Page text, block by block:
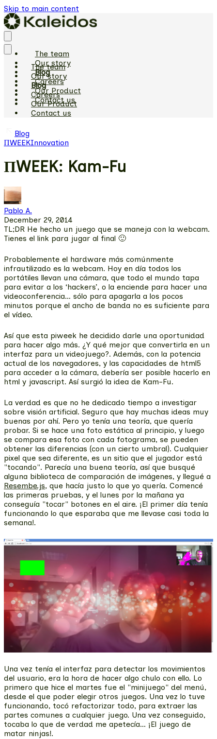
Skip to main content
The team
Our story
Blog
Careers
Our Product
Contact us
The team
Our story
Blog
Careers
Our Product
Contact us
Blog
ΠWEEKInnovation
ΠWEEK: Kam-Fu
Pablo A.
December 29, 2014
TL;DR He hecho un juego que se maneja con la webcam.
Tienes el link para jugar al final 🙂
Probablemente el hardware más comúnmente
infrautilizado es la webcam. Hoy en día todos los
portátiles llevan una cámara, que todo el mundo tapa
para evitar a los ‘hackers’, o la enciende para hacer una
videoconferencia… sólo para apagarla a los pocos
minutos porque el ancho de banda no es suficiente para
el vídeo.
Así que esta piweek he decidido darle una oportunidad
para hacer algo más. ¿Y qué mejor que convertirla en un
interfaz para un videojuego?. Además, con la potencia
actual de los navegadores, y las capacidades de html5
para acceder a la cámara, debería ser posible hacerlo en
html y javascript. Así surgió la idea de Kam-Fu.
La verdad es que no he dedicado tiempo a investigar
sobre visión artificial. Seguro que hay muchas ideas muy
buenas por ahí. Pero yo tenía una teoría, que quería
probar. Si se hace una foto estática al principio, y luego
se compara esa foto con cada fotograma, se pueden
obtener las diferencias (con un cierto umbral). Cualquier
pixel que sea diferente, es un sitio que el jugador está
"tocando". Parecía una buena teoría, así que busqué
alguna biblioteca de comparación de imágenes, y llegué a
Resembe.js, que hacía justo lo que yo quería. Comencé
las primeras pruebas, y el lunes por la mañana ya
conseguía "tocar" botones en el aire. ¡El primer día tenía
funcionando lo que esparaba que me llevase casi toda la
semana!.
Una vez tenía el interfaz para detectar los movimientos
del usuario, era la hora de hacer algo chulo con ello. Lo
primero que hice el martes fue el "minijuego" del menú,
desde el que poder elegir otros juegos. Una vez lo tuve
funcionando, tocó refactorizar todo, para extraer las
partes comunes a cualquier juego. Una vez conseguido,
tocaba lo que de verdad me apetecía… ¡El juego de
matar ninjas!.